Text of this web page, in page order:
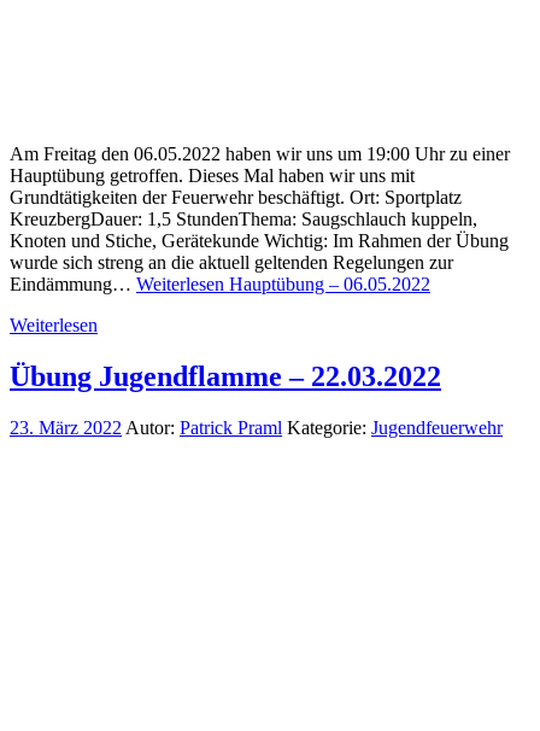
Am Freitag den 06.05.2022 haben wir uns um 19:00 Uhr zu einer
Hauptübung getroffen. Dieses Mal haben wir uns mit
Grundtätigkeiten der Feuerwehr beschäftigt. Ort: Sportplatz
KreuzbergDauer: 1,5 StundenThema: Saugschlauch kuppeln,
Knoten und Stiche, Gerätekunde Wichtig: Im Rahmen der Übung
wurde sich streng an die aktuell geltenden Regelungen zur
Eindämmung… Weiterlesen Hauptübung – 06.05.2022
Weiterlesen
Übung Jugendflamme – 22.03.2022
23. März 2022 Autor: Patrick Praml Kategorie: Jugendfeuerwehr